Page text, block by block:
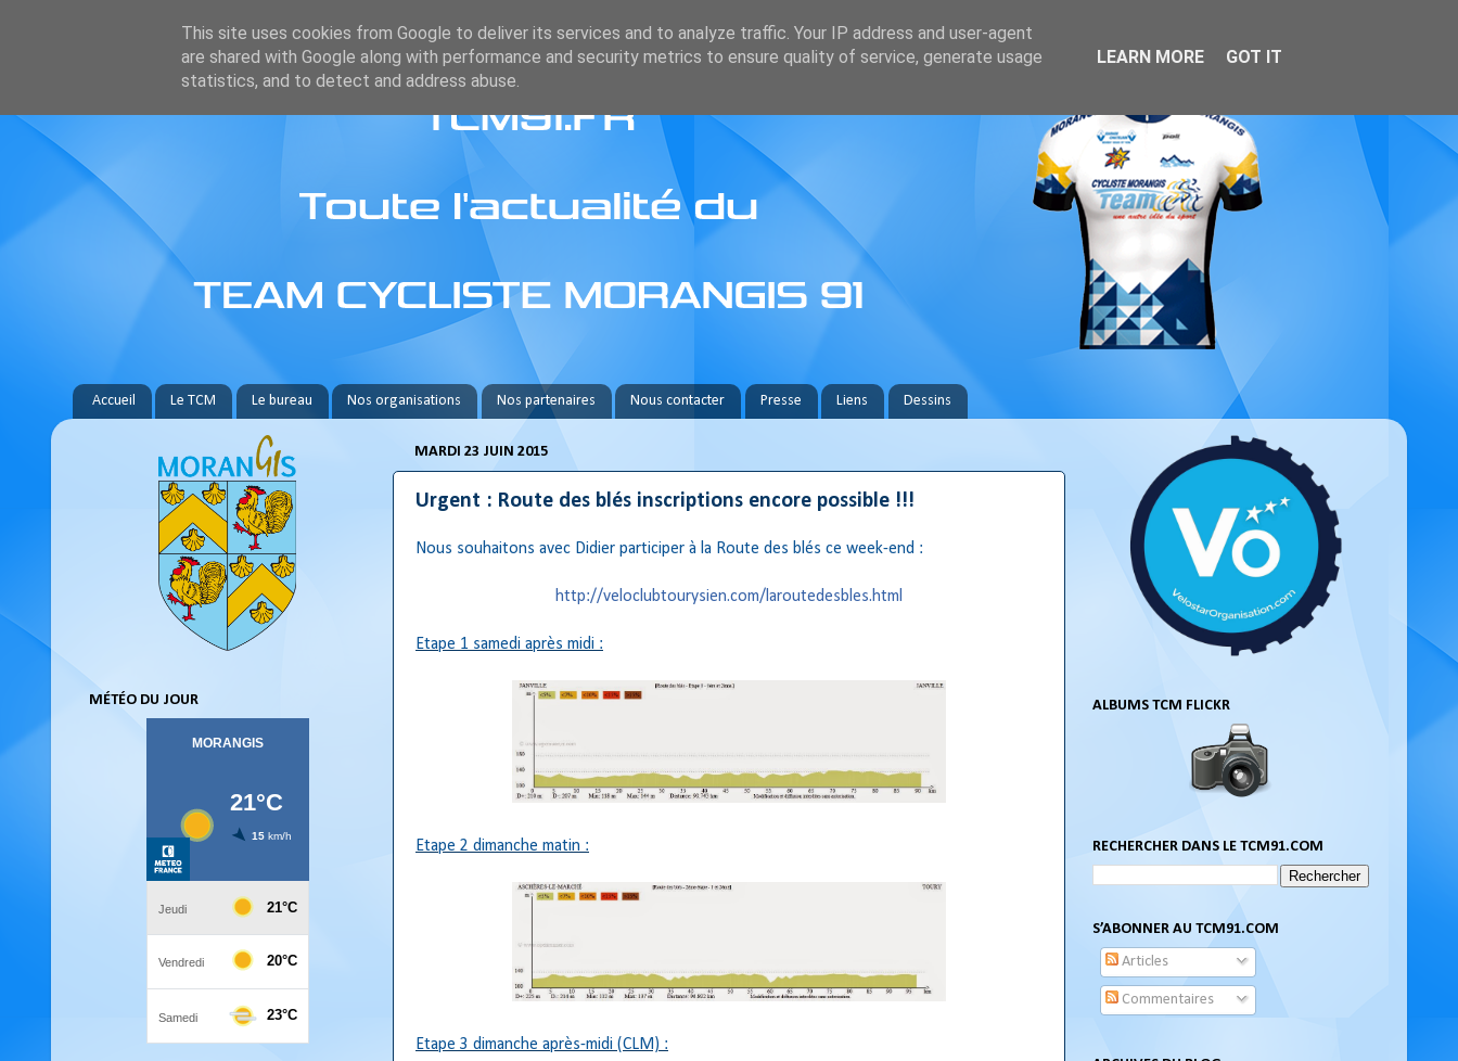
Accueil Le TCM Le bureau Nos organisations Nos partenaires Nous contacter Presse Liens Dessins
MARDI 23 JUIN 2015
Urgent : Route des blés inscriptions encore possible !!!
Nous souhaitons avec Didier participer à la Route des blés ce week-end :
http://veloclubtourysien.com/laroutedesbles.html
Etape 1 samedi après midi :
Etape 2 dimanche matin :
Etape 3 dimanche après-midi (CLM) :
MÉTÉO DU JOUR ALBUMS TCM FLICKR
RECHERCHER DANS LE TCM91.COM
S’ABONNER AU TCM91.COM
Articles
Commentaires
This site uses cookies from Google to deliver its services and to analyze traffic. Your IP address and user-agent
are shared with Google along with performance and security metrics to ensure quality of service, generate usage
statistics, and to detect and address abuse.
LEARN MORE GOT IT